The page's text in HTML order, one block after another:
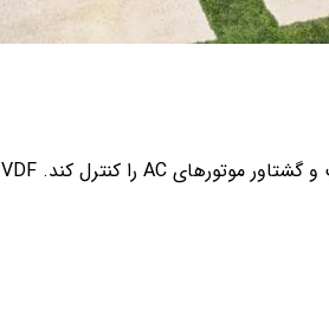
variable frequency drive دستگاهی که می­تواند با تغییر فرکانس و ولتاژ برق ورودی، سرعت و گشتاور موتورهای AC را کنترل کند. VDF